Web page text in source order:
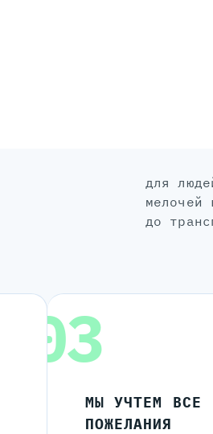
для людей, а не для галочки: без
мелочей
до
03
МЫ УЧТЕМ ВСЕ
ПОЖЕЛАНИЯ